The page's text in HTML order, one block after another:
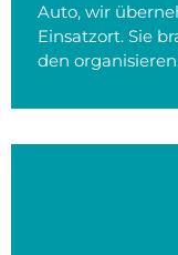
Auto, wir
Einsatzort. Sie
den